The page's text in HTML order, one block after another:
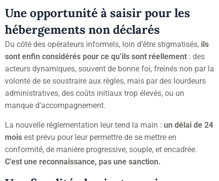
Une opportunité à saisir pour les
hébergements non déclarés
Du côté des opérateurs informels, loin d’être stigmatisés, ils
sont enfin considérés pour ce qu’ils sont réellement : des
acteurs dynamiques, souvent de bonne foi, freinés non par la
volonté de se soustraire aux règles, mais par des lourdeurs
administratives, des coûts initiaux trop élevés, ou un
manque d’accompagnement.
La nouvelle réglementation leur tend la main : un délai de 24
mois est prévu pour leur permettre de se mettre en
conformité, de manière progressive, souple, et encadrée.
C’est une reconnaissance, pas une sanction.